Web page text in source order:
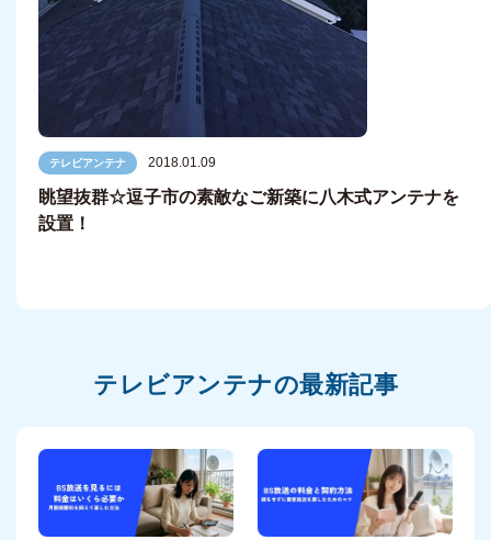
テレビアンテナ 2018.01.09
眺望抜群☆逗子市の素敵なご新築に八木式アンテナを
設置！
テレビアンテナの最新記事